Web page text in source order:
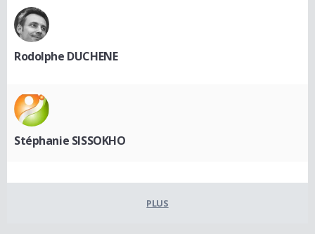
Rodolphe DUCHENE
Stéphanie SISSOKHO
PLUS